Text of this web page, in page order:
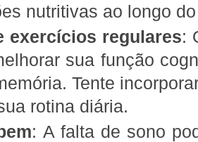
nutritivas ao longo
exercícios regulares:
sua função
Tente
rotina diária.
: A falta de sono